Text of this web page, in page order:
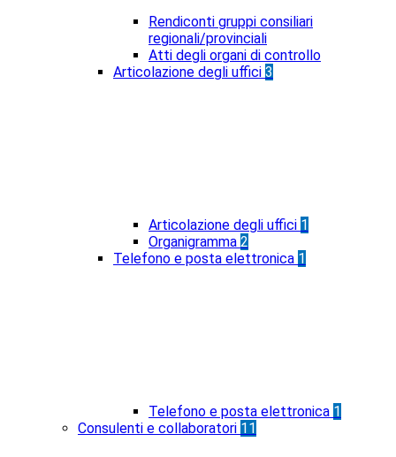
Rendiconti gruppi consiliari
regionali/provinciali
Atti degli organi di controllo
Articolazione degli uffici 3
Articolazione degli uffici 1
Organigramma 2
Telefono e posta elettronica 1
Telefono e posta elettronica 1
Consulenti e collaboratori 11